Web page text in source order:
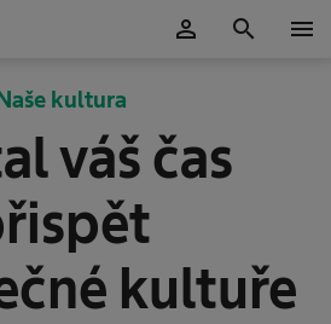
person search menu
kultura
váš čas
kultuře